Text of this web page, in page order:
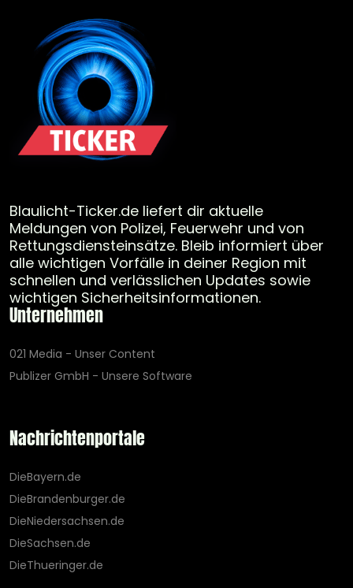
Blaulicht-Ticker.de liefert dir aktuelle
Meldungen von Polizei, Feuerwehr und von
Rettungsdiensteinsätze. Bleib informiert über
alle wichtigen Vorfälle in deiner Region mit
schnellen und verlässlichen Updates sowie
wichtigen Sicherheitsinformationen.
Unternehmen
021 Media - Unser Content
Publizer GmbH - Unsere Software
Nachrichtenportale
DieBayern.de
DieBrandenburger.de
DieNiedersachsen.de
DieSachsen.de
DieThueringer.de